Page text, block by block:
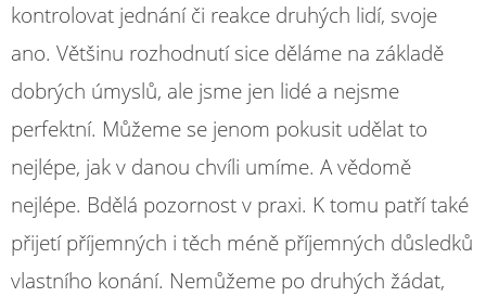
kontrolovat jednání či reakce druhých lidí, svoje
ano. Většinu rozhodnutí sice děláme na základě
dobrých úmyslů, ale jsme jen lidé a nejsme
perfektní. Můžeme se jenom pokusit udělat to
nejlépe, jak v danou chvíli umíme. A vědomě
nejlépe. Bdělá pozornost v praxi. K tomu patří také
přijetí příjemných i těch méně příjemných důsledků
vlastního konání. Nemůžeme po druhých žádat,